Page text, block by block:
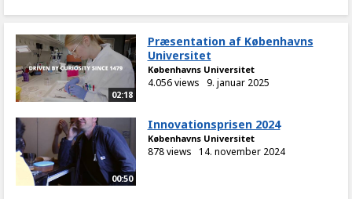
02:18
Præsentation af Københavns
Universitet
Københavns Universitet
4.056 views 9. januar 2025
00:50
Innovationsprisen 2024
Københavns Universitet
878 views 14. november 2024